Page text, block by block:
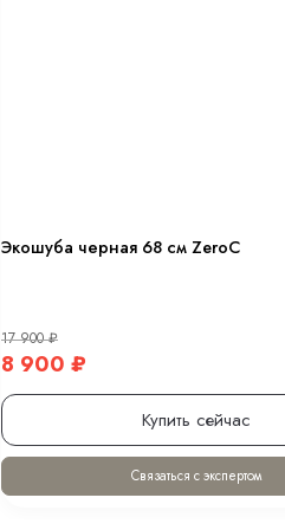
Экошуба черная 68 см ZeroC
17 900₽
8 900₽
Купить сейчас
Связаться с экспертом